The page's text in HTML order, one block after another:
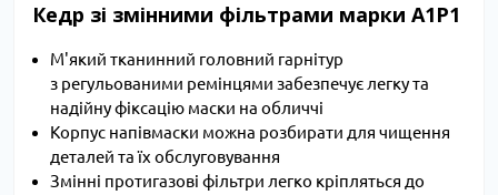
Кедр зі змінними фільтрами марки А1P1
М'який тканинний головний гарнітур
з регульованими ремінцями забезпечує легку та
надійну фіксацію маски на обличчі
Корпус напівмаски можна розбирати для чищення
деталей та їх обслуговування
Змінні протигазові фільтри легко кріпляться до